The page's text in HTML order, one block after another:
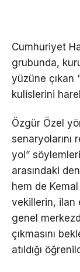
Cumhuriyet
grubunda,
yüzüne çıkan
kulislerini
Özgür Özel
senaryolarını
yol”
arasındaki
hem de Kemal
vekillerin, ilan
genel
çıkmasını
atıldığı